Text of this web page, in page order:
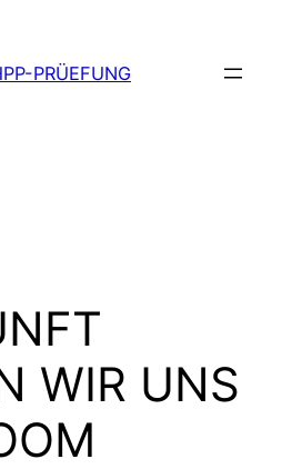
PRÜEFUNG
WIR UNS